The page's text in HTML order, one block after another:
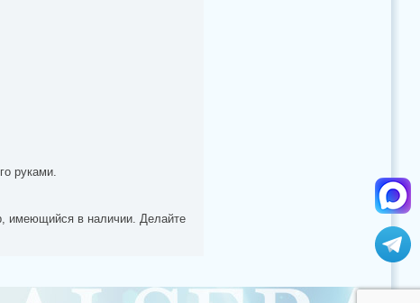
руками.
имеющийся в наличии. Делайте